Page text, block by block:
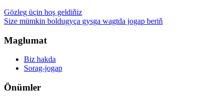
Gözleg üçin hoş geldiňiz
Size mümkin boldugyça gysga wagtda jogap beriň
Maglumat
Biz hakda
Sorag-jogap
Önümler